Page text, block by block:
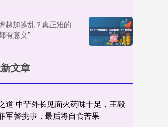
越加越乱？真正难的
有意义”
文章
道 中菲外长见面火药味十足，王毅
军警挑事，最后将自食苦果